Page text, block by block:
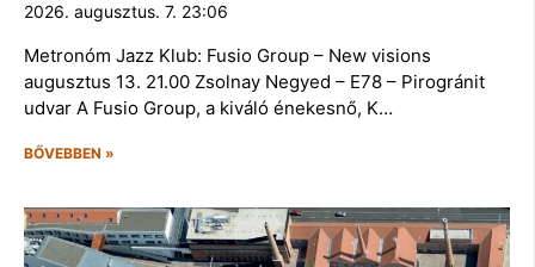
2026. augusztus. 7. 23:06
Metronóm Jazz Klub: Fusio Group – New visions
augusztus 13. 21.00 Zsolnay Negyed – E78 – Pirogránit
udvar A Fusio Group, a kiváló énekesnő, K…
BŐVEBBEN »